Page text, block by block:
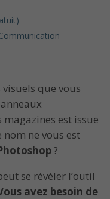
que vous
est issue
ne vous est
?
se révéler l’outil
avez besoin de